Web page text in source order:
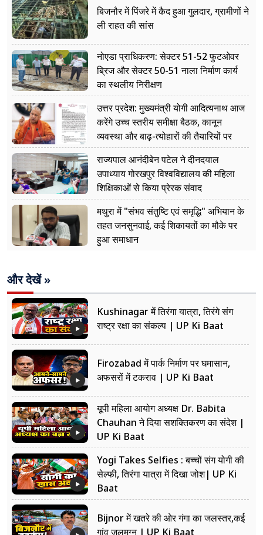
बिजनौर में पिंजरे में कैद हुआ गुलदार, ग्रामीणों ने
ली राहत की सांस
नोएडा प्राधिकरण: सेक्टर 51-52 फुटओवर
ब्रिज और सेक्टर 50-51 नाला निर्माण कार्य
का स्थलीय निरीक्षण
उत्तर प्रदेश: मुख्यमंत्री योगी आदित्यनाथ आज
करेंगे उच्च स्तरीय समीक्षा बैठक, कानून
व्यवस्था और बाढ़-त्योहारों की तैयारियों पर
नजर
राज्यपाल आनंदीबेन पटेल ने दीनदयाल
उपाध्याय गोरखपुर विश्वविद्यालय की महिला
शिक्षिकाओं से किया प्रेरक संवाद
मथुरा में "संभव संतुष्टि एवं समृद्धि" अभियान के
तहत जनसुनवाई, कई शिकायतों का मौके पर
हुआ समाधान
और देखें »
Kushinagar में तिरंगा यात्रा, तिरंगे संग
राष्ट्र रक्षा का संकल्प | UP Ki Baat
Firozabad में पार्क निर्माण पर घमासान,
अफसरों में टकराव | UP Ki Baat
यूपी महिला आयोग अध्यक्ष Dr. Babita
Chauhan ने दिया सशक्तिकरण का संदेश |
UP Ki Baat
Yogi Takes Selfies : बच्चों संग योगी की
सेल्फी, तिरंगा यात्रा में दिखा जोश| UP Ki
Baat
Bijnor में खतरे की ओर गंगा का जलस्तर,कई
गांव जलमग्न | UP Ki Baat